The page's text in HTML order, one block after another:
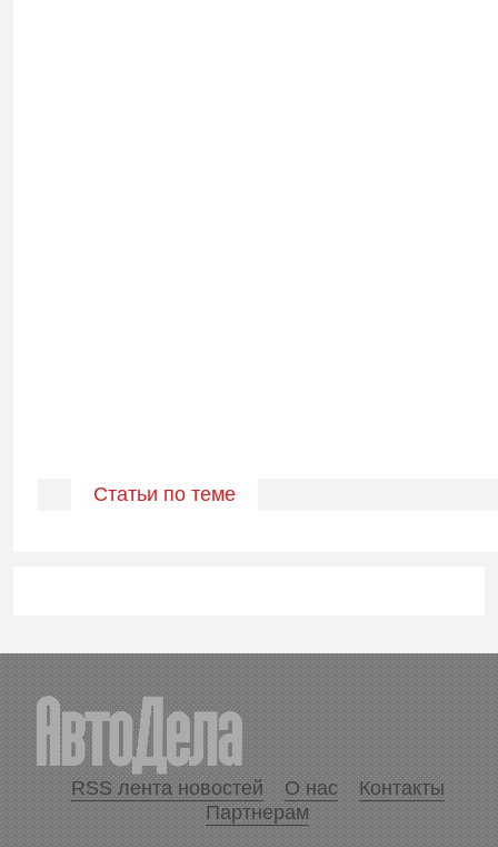
Статьи по теме
RSS лента новостей О нас
Контакты
Партнерам